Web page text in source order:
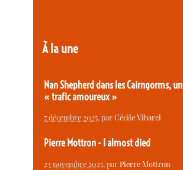
À la une
Nan Shepherd dans les Cairngorms, un
« trafic amoureux »
7 décembre 2025, parCécile Vibarel
Pierre Mottron - I almost died
23 novembre 2025, parPierre Mottron